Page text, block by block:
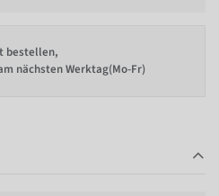
bestellen,
nächsten Werktag(Mo-Fr)